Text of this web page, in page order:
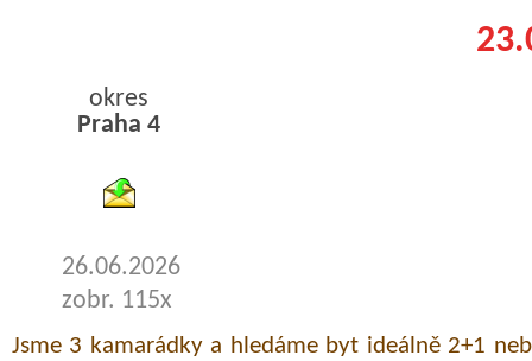
okres
Praha 4
26.06.2026
zobr. 115x
Jsme 3 kamarádky a hledáme byt ideálně 2+1